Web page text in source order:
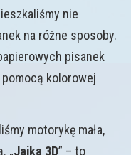
nie
na różne sposoby.
pisanek
kolorowej
motorykę mała,
„Jajka 3D” – to